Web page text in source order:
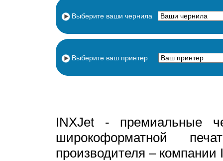
Выберите ваши чернила
Выберите ваш принтер
INXJet - премиальные
широкоформатной
производителя – компании